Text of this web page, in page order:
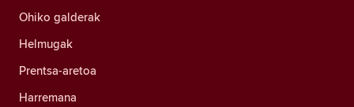
Ohiko galderak
Helmugak
Prentsa-aretoa
Harremana